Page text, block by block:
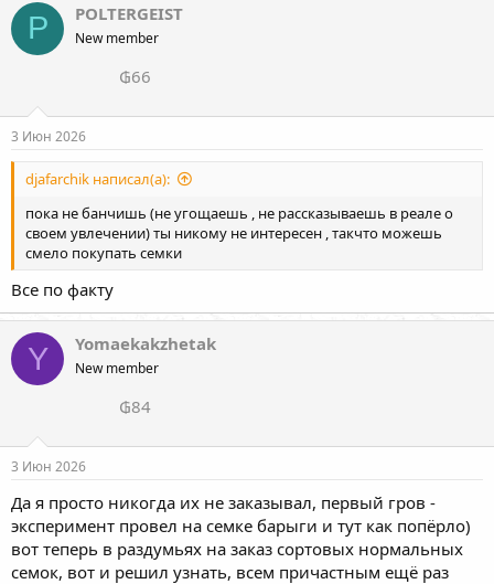
P POLTERGEIST
New member
₲66
3 Июн 2026
djafarchik написал(а):
пока не банчишь (не угощаешь , не рассказываешь в реале о
своем увлечении) ты никому не интересен , такчто можешь
смело покупать семки
Все по факту
Y Yomaekakzhetak
New member
₲84
3 Июн 2026
Да я просто никогда их не заказывал, первый гров -
эксперимент провел на семке барыги и тут как попёрло)
вот теперь в раздумьях на заказ сортовых нормальных
семок, вот и решил узнать, всем причастным ещё раз